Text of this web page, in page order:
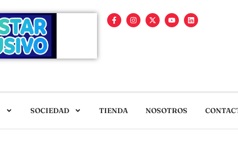
SOCIEDAD TIENDA NOSOTROS